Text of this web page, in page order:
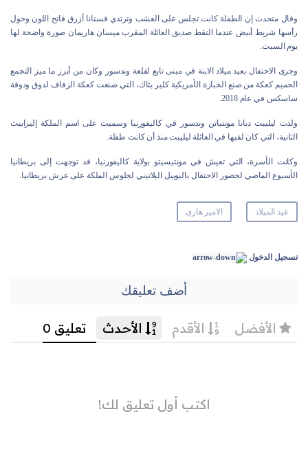
وقال متحدث إن الطفلة كانت تجلس على العشب وترتدي فستانا أزرق فاتح اللون وحول
رأسها شريط أبيض عندما التقط صديق العائلة المقرب ميسان هاريمان صورة واضحة لها
يوم السبت.
وجرى الاحتفال بعيد ميلاد الابنة في مبنى تابع لقلعة وندسور وكان من أبرز ما ميز التجمع
الحميم كعكة من صنع الخبازة الأمريكية كلير بتاك، التي صنعت كعكة الزفاف لدوق ودوقة
ساسكس في عام 2018.
ولدت ليليبت ديانا مونتباتن وندسور في كاليفورنيا وسميت على اسم الملكة إليزابيث
الثانية، التي كان لقبها في العائلة ليليبت منذ أن كانت طفلة.
وكانت الأسرة، التي تعيش في مونتيسيتو بولاية كاليفورنيا، قد توجهت إلى بريطانيا
الأسبوع الماضي لحضور الاحتفال باليوبيل البلاتيني لجلوس الملكة على عرش بريطانيا.
عيد الميلاد الامير هاري
تسجيل الدخول
أضف تعليقك